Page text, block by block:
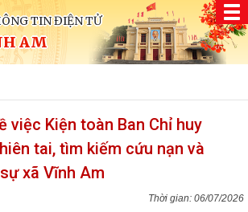
TIN ĐIỆN TỬ
AM
việc Kiện toàn Ban Chỉ huy
tai, tìm kiếm cứu nạn và
xã Vĩnh Am
06/07/2026